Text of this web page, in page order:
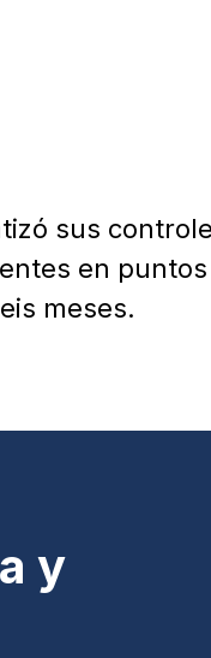
sus
en
meses.
y